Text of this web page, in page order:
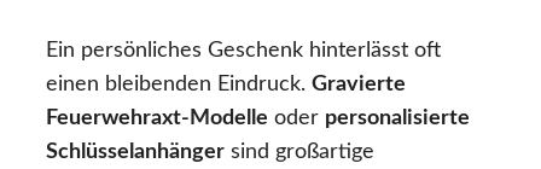
Ein persönliches Geschenk hinterlässt oft
einen bleibenden Eindruck. Gravierte
Feuerwehraxt-Modelle oder personalisierte
Schlüsselanhänger sind großartige